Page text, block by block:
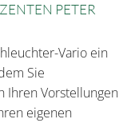
PETER
Vario ein
Sie
Ihren Vorstellungen
eigenen